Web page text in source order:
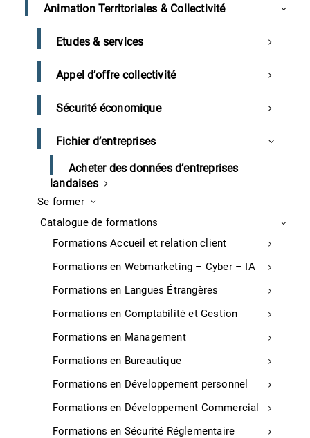
Animation Territoriales & Collectivité
Etudes & services
Appel d’offre collectivité
Sécurité économique
Fichier d’entreprises
Acheter des données d’entreprises
landaises
Se former
Catalogue de formations
Formations Accueil et relation client
Formations en Webmarketing – Cyber – IA
Formations en Langues Étrangères
Formations en Comptabilité et Gestion
Formations en Management
Formations en Bureautique
Formations en Développement personnel
Formations en Développement Commercial
Formations en Sécurité Réglementaire
Commerce
Optimisez votre carte
Atelier créatif – Food Design
Atelier créatif – Tapas & Pintxos
Écologie et Responsabilité Environnementale & Sociétale
Transition énergétique
Document unique Restaurant
Réglementation pour les commerçants
Réglementation tourisme
Financement pour les commerçants
Contrat d’Apprentissage
J’ai lu et j’accepte les politiques
de confidentialité.
Voir la politique de confidentialité